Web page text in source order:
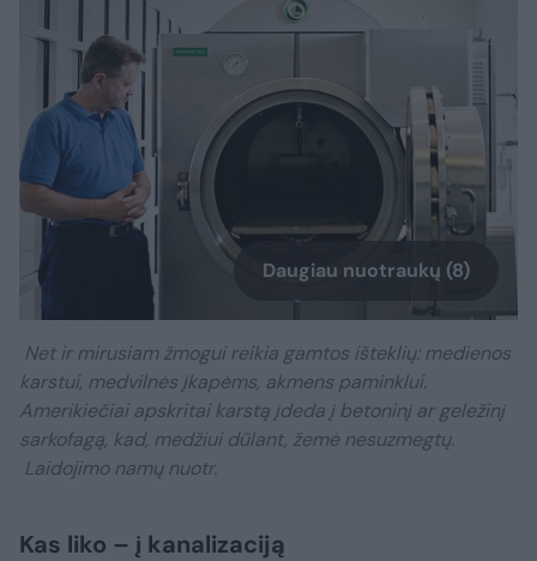
Daugiau nuotraukų (8)
Net ir mirusiam žmogui reikia gamtos išteklių: medienos
karstui, medvilnės įkapėms, akmens paminklui.
Amerikiečiai apskritai karstą įdeda į betoninį ar geležinį
sarkofagą, kad, medžiui dūlant, žemė nesuzmegtų.
Laidojimo namų nuotr.
Kas liko – į kanalizaciją